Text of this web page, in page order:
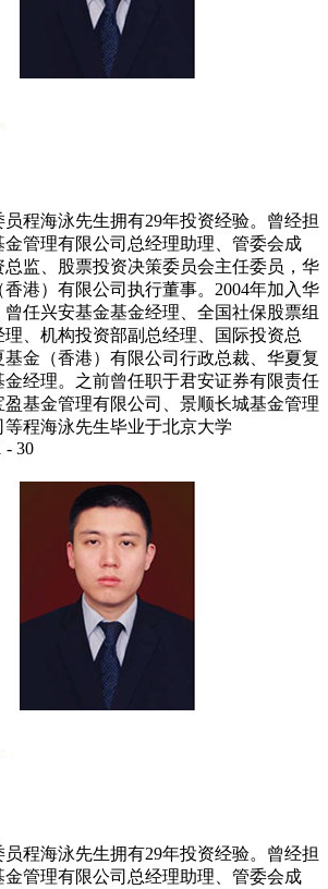
员程海泳先生拥有29年投资经验。曾经担
金管理有限公司总经理助理、管委会成
总监、股票投资决策委员会主任委员，华
香港）有限公司执行董事。2004年加入华
曾任兴安基金基金经理、全国社保股票组
理、机构投资部副总经理、国际投资总
基金（香港）有限公司行政总裁、华夏复
金经理。之前曾任职于君安证券有限责任
盈基金管理有限公司、景顺长城基金管理
等程海泳先生毕业于北京大学
- 30
员程海泳先生拥有29年投资经验。曾经担
金管理有限公司总经理助理、管委会成